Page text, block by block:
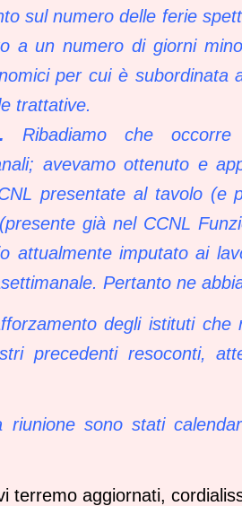
sul numero delle ferie
a un numero di giorni
per cui è subordinata
trattative.
Ribadiamo che
avevamo ottenuto e
presentate al tavolo (e
già nel CCNL
attualmente imputato ai
Pertanto ne
degli istituti che
precedenti resoconti,
riunione sono stati
terremo aggiornati,